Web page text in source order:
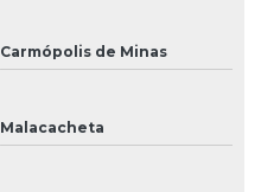
Carmópolis de Minas
Malacacheta